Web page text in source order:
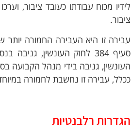
לידיו מכוח עבודתו כעובד ציבור,
ציבור.
עבירה זו היא העבירה החמורה יותר
ככלל, עבירה זו נחשבת לחמורה
הגדרות רלבנטיות